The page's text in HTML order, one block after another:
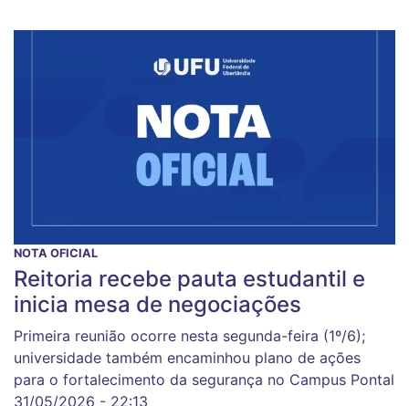
NOTA OFICIAL
Reitoria recebe pauta estudantil e
inicia mesa de negociações
Primeira reunião ocorre nesta segunda-feira (1º/6);
universidade também encaminhou plano de ações
para o fortalecimento da segurança no Campus Pontal
31/05/2026 - 22:13